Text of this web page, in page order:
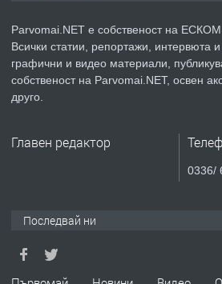
ПРЕДЛАГА Уроци по
Parvomai.NET е собственост на
Всички статии, репортажи, интервюта и
графични и видео материали,
собственост на Parvomai.NET, освен
друго.
Главен редактор
0336/
Последвай ни